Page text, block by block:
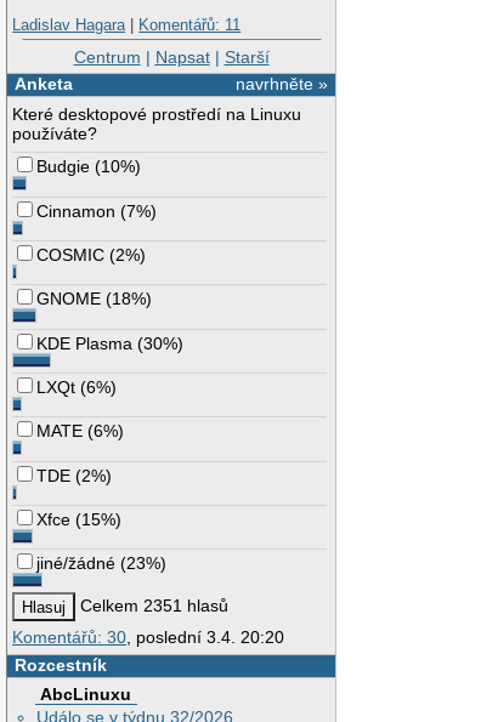
Ladislav Hagara| Komentářů: 11
Centrum | Napsat| Starší
navrhněte »
Anketa
Které desktopové prostředí na Linuxu
používáte?
Budgie (10%)
Cinnamon (7%)
COSMIC (2%)
GNOME (18%)
KDE Plasma (30%)
LXQt (6%)
MATE (6%)
TDE (2%)
Xfce (15%)
jiné/žádné (23%)
Celkem 2351 hlasů
Komentářů: 30 , poslední 3.4. 20:20
Rozcestník
AbcLinuxu
Událo se v týdnu 32/2026